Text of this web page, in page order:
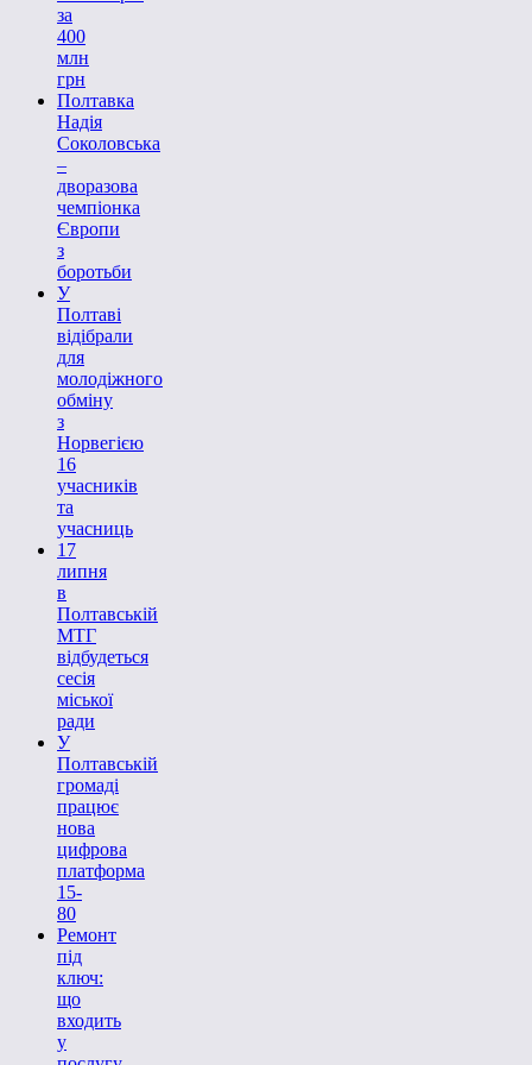
за
400
млн
грн
Полтавка
Надія
Соколовська
–
дворазова
чемпіонка
Європи
з
боротьби
У
Полтаві
відібрали
для
молодіжного
обміну
з
Норвегією
16
учасників
та
учасниць
17
липня
в
Полтавській
МТГ
відбудеться
сесія
міської
ради
У
Полтавській
громаді
працює
нова
цифрова
платформа
15-
80
Ремонт
під
ключ:
що
входить
у